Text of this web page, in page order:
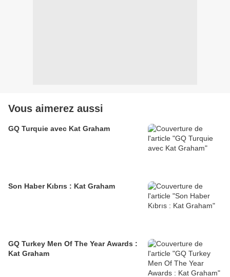
Vous aimerez aussi
GQ Turquie avec Kat Graham
Son Haber Kıbrıs : Kat Graham
GQ Turkey Men Of The Year Awards :
Kat Graham